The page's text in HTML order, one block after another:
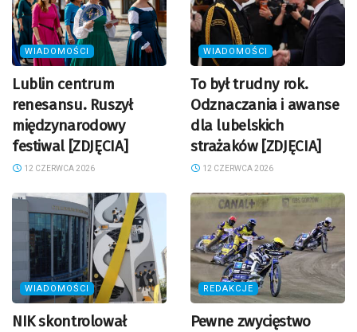
WIADOMOŚCI
Lublin centrum
renesansu. Ruszył
międzynarodowy
festiwal [ZDJĘCIA]
12 CZERWCA 2026
WIADOMOŚCI
To był trudny rok.
Odznaczania i awanse
dla lubelskich
strażaków [ZDJĘCIA]
12 CZERWCA 2026
WIADOMOŚCI
NIK skontrolował
REDAKCJE
Pewne zwycięstwo